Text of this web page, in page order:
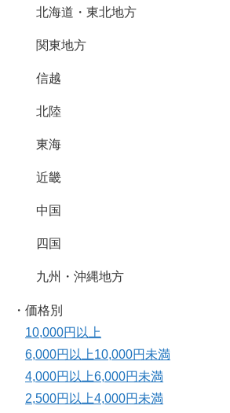
北海道・東北地方
関東地方
信越
北陸
東海
近畿
中国
四国
九州・沖縄地方
・価格別
10,000円以上
6,000円以上10,000円未満
4,000円以上6,000円未満
2,500円以上4,000円未満